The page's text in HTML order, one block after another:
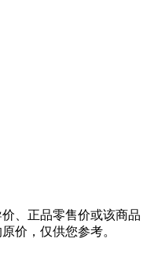
、正品零售价或该商品
价，仅供您参考。